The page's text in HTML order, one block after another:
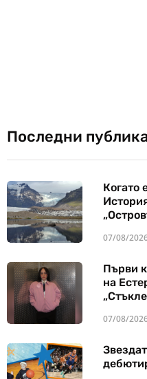
Последни
Когато
07/08/
Първи
на
07/08/